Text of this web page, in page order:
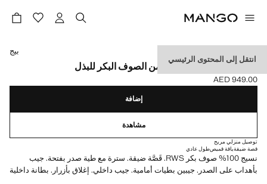
انتقل إلى المحتوى الرئيسي
سترة تورين بنسبة 100% من الصوف البكر للبذل
السعر الحالي [AED 949.00 ]
AED 949.00
حدد اللون
بيج
إضافة
مشاهدة
توصيل منزلي مريح
قصة ضيقةياقة قميصطول عادي
نسيج 100% صوف بكر RWS. قَصَّة ضيقة. سترة مع طية صدر بفتحة. جيب
بأهداب على الصدر. جيبين بطيات أمامية. جيب داخلي. إغلاق بأزرار. بطانة داخلية